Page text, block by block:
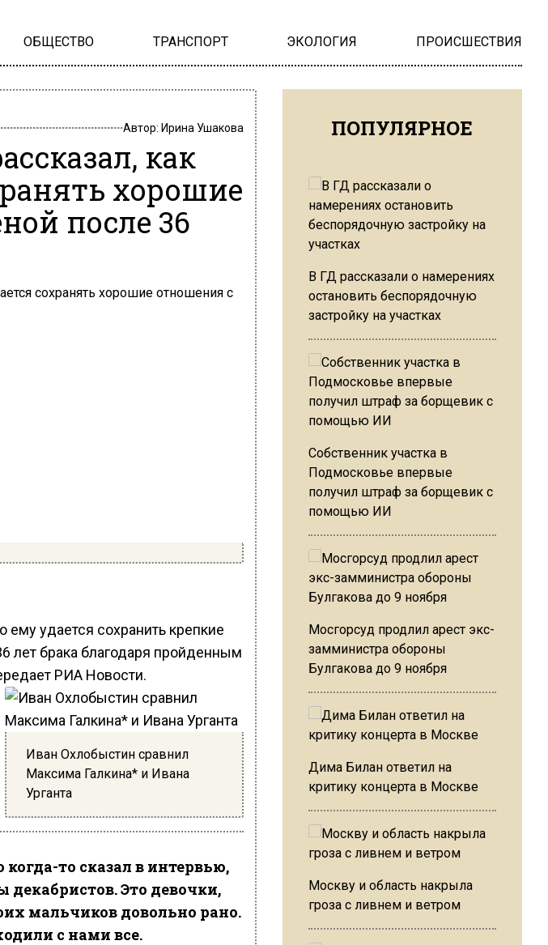
ОБЩЕСТВО ТРАНСПОРТ ЭКОЛОГИЯ ПРОИСШЕСТВИЯ
Автор: Ирина Ушакова
как
хорошие
после 36
ему удается сохранить крепкие
лет брака благодаря пройденным
РИА Новости.
Иван Охлобыстин сравнил
Максима Галкина* и Ивана
Урганта
то сказал в интервью,
Это девочки,
мальчиков довольно рано.
с нами все.
ПОПУЛЯРНОЕ
В ГД рассказали о намерениях
остановить беспорядочную
застройку на участках
Собственник участка в
Подмосковье впервые
получил штраф за борщевик с
помощью ИИ
Мосгорсуд продлил арест экс-
замминистра обороны
Булгакова до 9 ноября
Дима Билан ответил на
критику концерта в Москве
Москву и область накрыла
гроза с ливнем и ветром